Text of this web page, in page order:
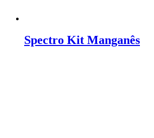
Spectro Kit Manganês